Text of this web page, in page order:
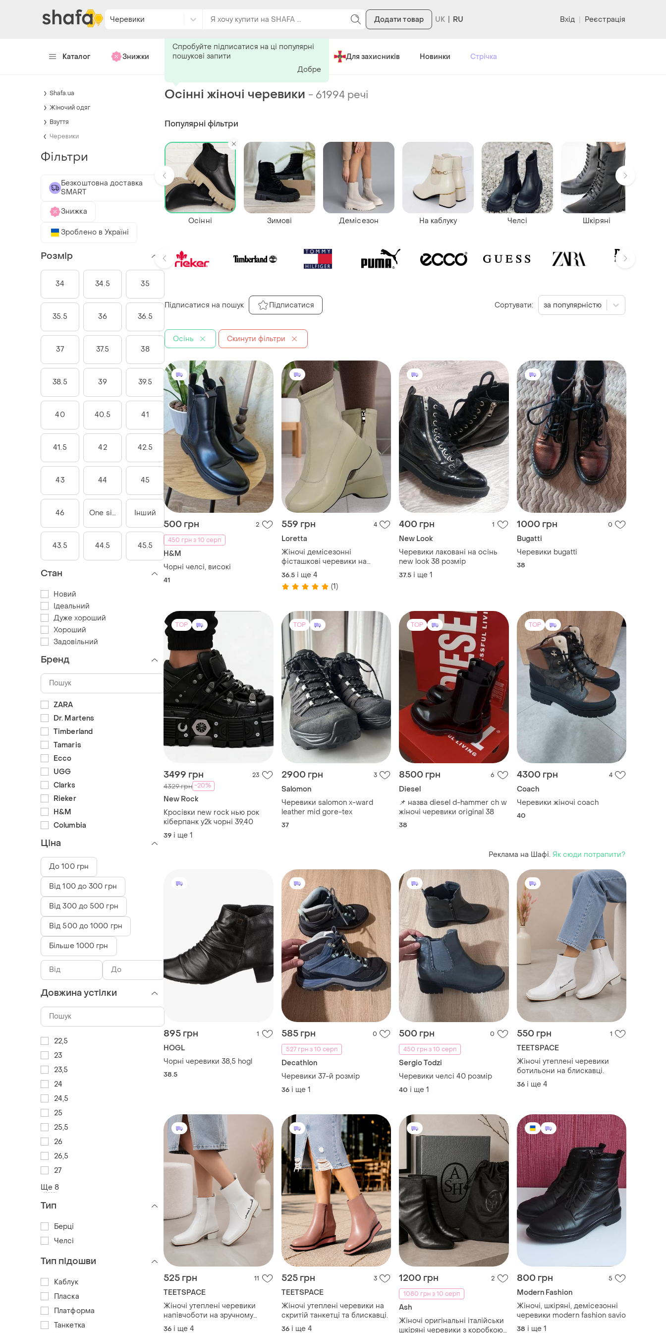
Черевики Додати товар RU Вхід | Реєстрація
Каталог Знижки Хендмейд Для захисників Новинки Стрічка
Осінні жіночі черевики - 61994 речі
500 грн
2
450 грн з 10 серп
H&M
Чорні челсі, високі
41
559 грн 4
Loretta
Жіночі демісезонні
фісташкові черевики на
платформі
36.5 і ще 4
(1)
400 грн 1
New Look
Черевики лаковані на осінь
new look 38 розмір
37.5 і ще 1
1000 грн 0
Bugatti
Черевики bugatti
38
TOP
3499 грн 23
4329 грн -20%
New Rock
Кросівки new rock нью рок
кіберпанк y2k чорні 39,40
39 і ще 1
TOP
2900 грн 3
Salomon
Черевики salomon x-ward
leather mid gore-tex
37
TOP
8500 грн 6
Diesel
📌 назва diesel d-hammer ch w
жіночі черевики original 38
38
TOP
4300 грн 4
Coach
Черевики жіночі coach
40
Реклама на Шафі. Як сюди потрапити?
895 грн 1
HÖGL
Чорні черевики 38,5 hogl
38.5
585 грн
0
527 грн з 10 серп
Decathlon
Черевики 37-й розмір
36 і ще 1
500 грн
0
450 грн з 10 серп
Sergio Todzi
Черевики челсі 40 розмір
40 і ще 1
550 грн 1
TEETSPACE
Жіночі утеплені черевики
ботильони на блискавці.
36 і ще 4
525 грн 11
TEETSPACE
Жіночі утеплені черевики
напівчоботи на зручному
підборі та блискавці.
36 і ще 4
525 грн 3
TEETSPACE
Жіночі утеплені черевики на
скритій танкетці та блискавці.
36 і ще 4
1200 грн
2
1080 грн з 10 серп
Ash
Жіночі оригінальні італійськи
шкіряні черевики з коробкою
800 грн 5
Modern Fashion
Жіночі, шкіряні, демісезонні
черевики modern fashion savio
38 і ще 1
Популярні фільтри
Осінні Зимові Демісезон На каблуку Челсі Шкіряні
Осінь Скинути фільтри
Підписатися на пошук Підписатися
Спробуйте підписатися на ці популярні
пошукові запити
Добре
Сортувати: за популярністю
Shafa.ua
Жіночий одяг
Взуття
Черевики
Фільтри
Безкоштовна доставка
SMART
Знижка
Зроблено в Україні
Розмір
34 34.5 35
35.5 36 36.5
37 37.5 38
38.5 39 39.5
40 40.5 41
41.5 42 42.5
43 44 45
46 One size Інший
43.5 44.5 45.5
Стан
Новий
Ідеальний
Дуже хороший
Хороший
Задовільний
Бренд
ZARA
Dr. Martens
Timberland
Tamaris
Ecco
UGG
Clarks
Rieker
H&M
Columbia
Ціна
До 100 грн
Від 100 до 300 грн
Від 300 до 500 грн
Від 500 до 1000 грн
Більше 1000 грн
Довжина устілки
22,5
23
23,5
24
24,5
25
25,5
26
26,5
27
Ще 8
Тип
Берці
Челсі
Тип підошви
Каблук
Пласка
Платформа
Танкетка